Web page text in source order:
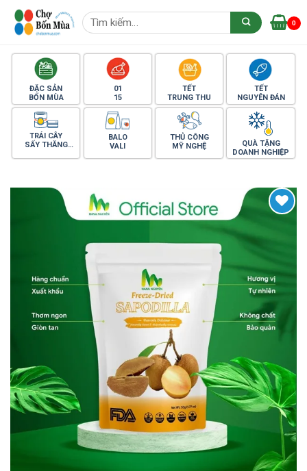
Skip
Tìm
kiếm:
0
ĐẶC SẢN
BỐN MÙA
01
15
TẾT
TRUNG THU
TẾT
NGUYÊN ĐÁN
TRÁI CÂY
SẤY THĂNG
BALO
VALI
THỦ CÔNG
MỸ NGHỆ
QUÀ TẶNG
DOANH NGHIỆP